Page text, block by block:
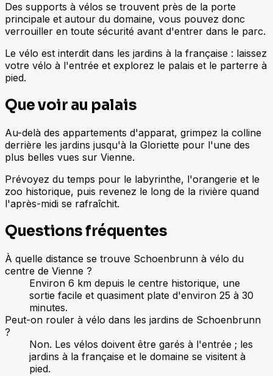
Des supports à vélos se trouvent près de la porte
principale et autour du domaine, vous pouvez donc
verrouiller en toute sécurité avant d'entrer dans le parc.
Le vélo est interdit dans les jardins à la française : laissez
votre vélo à l'entrée et explorez le palais et le parterre à
pied.
Que voir au palais
Au-delà des appartements d'apparat, grimpez la colline
derrière les jardins jusqu'à la Gloriette pour l'une des
plus belles vues sur Vienne.
Prévoyez du temps pour le labyrinthe, l'orangerie et le
zoo historique, puis revenez le long de la rivière quand
l'après-midi se rafraîchit.
Questions fréquentes
À quelle distance se trouve Schoenbrunn à vélo du
centre de Vienne ?
Environ 6 km depuis le centre historique, une
sortie facile et quasiment plate d'environ 25 à 30
minutes.
Peut-on rouler à vélo dans les jardins de Schoenbrunn
?
Non. Les vélos doivent être garés à l'entrée ; les
jardins à la française et le domaine se visitent à
pied.